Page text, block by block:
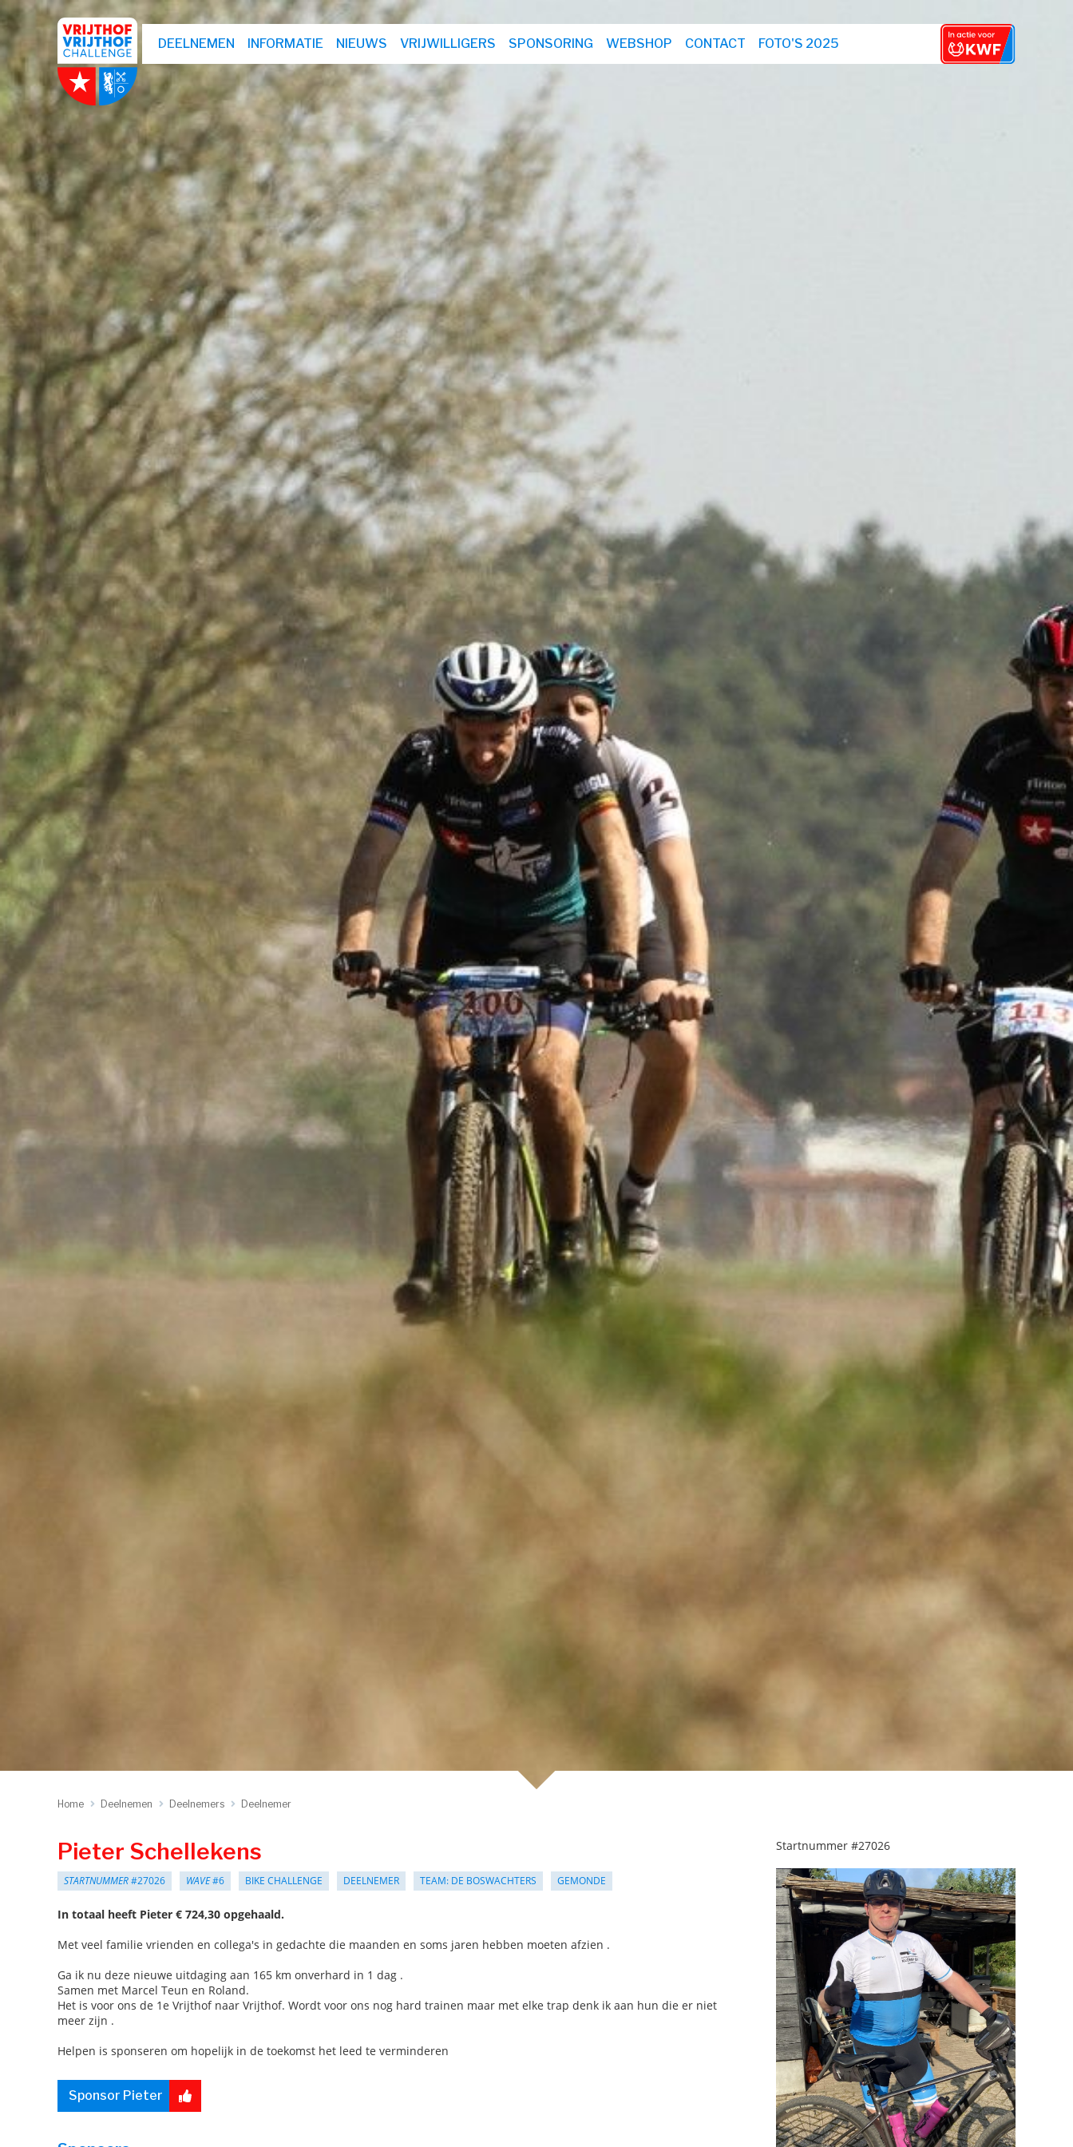
DEELNEMEN INFORMATIE NIEUWS VRIJWILLIGERS SPONSORING WEBSHOP CONTACT FOTO'S 2025
Home Deelnemen Deelnemers Deelnemer
Pieter Schellekens
STARTNUMMER#27026 WAVE#6 BIKE CHALLENGE DEELNEMER TEAM: DE BOSWACHTERS GEMONDE
In totaal heeft Pieter € 724,30 opgehaald.
Met veel familie vrienden en collega's in gedachte die maanden en soms jaren hebben moeten afzien .
Ga ik nu deze nieuwe uitdaging aan 165 km onverhard in 1 dag .
Samen met Marcel Teun en Roland.
Het is voor ons de 1e Vrijthof naar Vrijthof. Wordt voor ons nog hard trainen maar met elke trap denk ik aan hun die er niet
meer zijn .
Helpen is sponseren om hopelijk in de toekomst het leed te verminderen
Sponsor Pieter
Startnummer #27026